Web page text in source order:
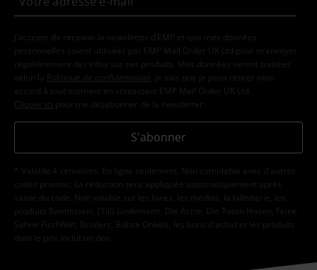
J’accepte de recevoir la newsletter d’EMP et que mes données
personnelles soient utilisées par EMP Mail Order UK Ltd pour m’envoyer
régulièrement des infos sur ses produits. Mes données seront traitées
selon la
Politique de confidentialité . Je sais que je peux retirer mon
accord à tout moment en contactant EMP Mail Order UK Ltd.
Cliquer ici pour me désabonner de la newsletter.
S'abonner
* Valable 4 semaines. En ligne seulement. Non cumulable avec d'autres
codes promos. La réduction sera appliquée automatiquement après
saisie du code. Non valable sur les livres, les médias, la billetterie, les
produits Rammstein, (Till) Lindemann, Die Ärzte, Die Toten Hosen, Feine
Sahne Fischfilet, Broilers, Böhse Onkelz, les bons d'achat et les produits
dont le prix inclut un don.